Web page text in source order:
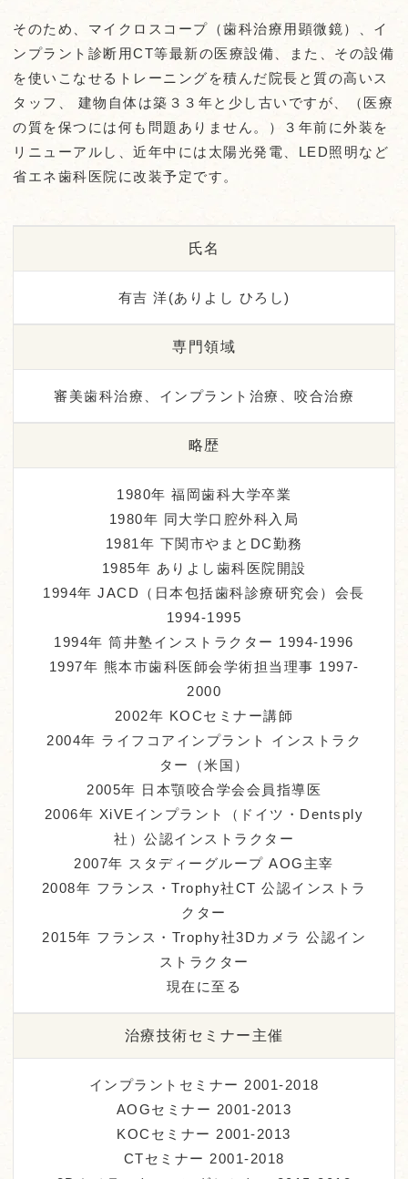
そのため、マイクロスコープ（歯科治療用顕微鏡）、イ
ンプラント診断用CT等最新の医療設備、また、その設備
を使いこなせるトレーニングを積んだ院長と質の高いス
タッフ、 建物自体は築３３年と少し古いですが、（医療
の質を保つには何も問題ありません。）３年前に外装を
リニューアルし、近年中には太陽光発電、LED照明など
省エネ歯科医院に改装予定です。
氏名
有吉 洋(ありよし ひろし)
専門領域
審美歯科治療、インプラント治療、咬合治療
略歴
1980年 福岡歯科大学卒業
1980年 同大学口腔外科入局
1981年 下関市やまとDC勤務
1985年 ありよし歯科医院開設
1994年 JACD（日本包括歯科診療研究会）会長
1994-1995
1994年 筒井塾インストラクター 1994-1996
1997年 熊本市歯科医師会学術担当理事 1997-
2000
2002年 KOCセミナー講師
2004年 ライフコアインプラント インストラク
ター（米国）
2005年 日本顎咬合学会会員指導医
2006年 XiVEインプラント（ドイツ・Dentsply
社）公認インストラクター
2007年 スタディーグループ AOG主宰
2008年 フランス・Trophy社CT 公認インストラ
クター
2015年 フランス・Trophy社3Dカメラ 公認イン
ストラクター
現在に至る
治療技術セミナー主催
インプラントセミナー 2001-2018
AOGセミナー 2001-2013
KOCセミナー 2001-2013
CTセミナー 2001-2018